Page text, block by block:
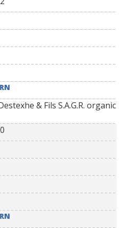
& Fils S.A.G.R. organic